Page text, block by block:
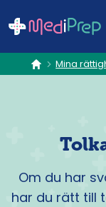
hem Mina
Om du har
har du rätt till